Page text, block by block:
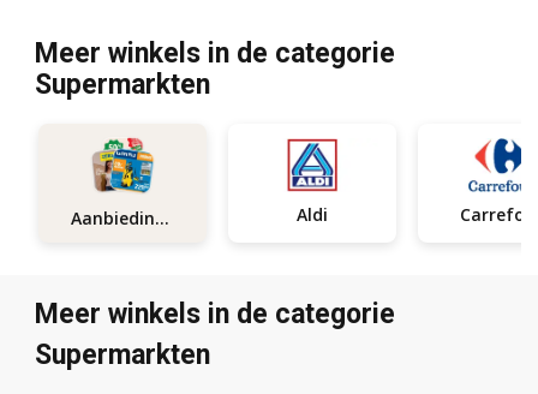
Meer winkels in de categorie
Supermarkten
Aanbiedingen Aldi
Meer winkels in de categorie
Supermarkten